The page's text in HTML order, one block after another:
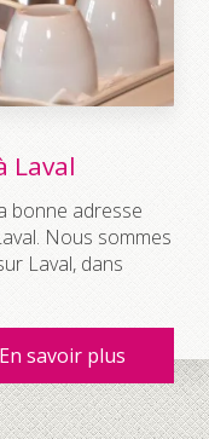
Laval
bonne adresse
Nous sommes
Laval, dans
En savoir plus